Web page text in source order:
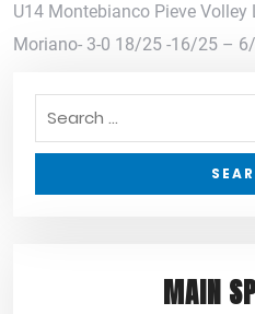
U14 Montebianco Pieve
Moriano- 3-0 18/25 -16/25 –
MAIN